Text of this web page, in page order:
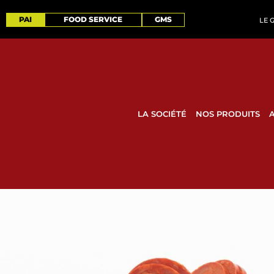
PAI FOOD SERVICE GMS LE
LA SOCIÉTÉ NOS PRODUITS